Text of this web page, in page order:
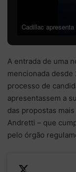
Cadillac
A entrada de uma
mencionada desde
processo de
apresentassem a
das propostas
Andretti – que
pelo órgão